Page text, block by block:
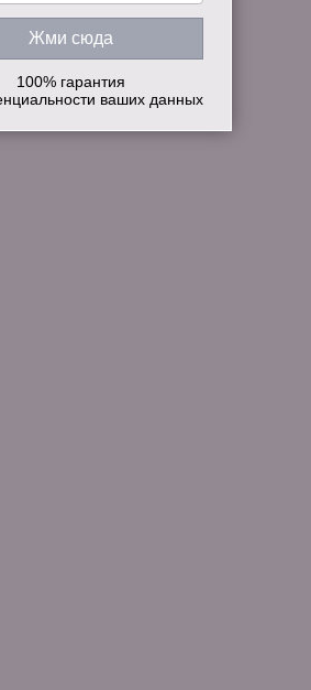
100% гарантия
ваших данных